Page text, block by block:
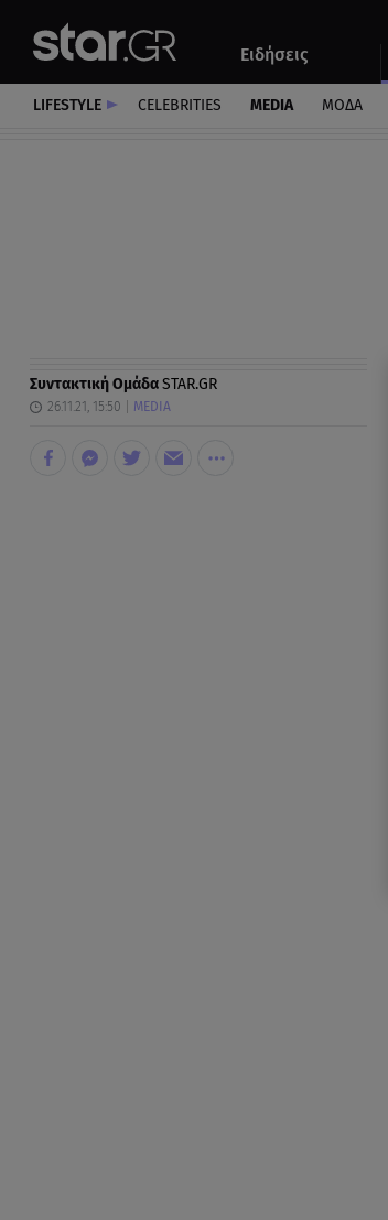
Ειδήσεις
Αυτοκίνητο
LIFESTYLE CELEBRITIES MEDIA ΜΟΔΑ
Συντακτική ΟμάδαSTAR.GR
26.11.21, 15:50 MEDIA